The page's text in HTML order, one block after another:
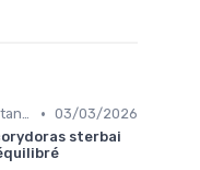
Poissons pour débutants • 03/03/2026
sterbai